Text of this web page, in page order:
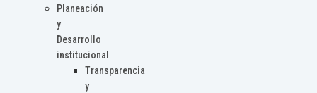
Planeación
y
Desarrollo
institucional
Transparencia
y